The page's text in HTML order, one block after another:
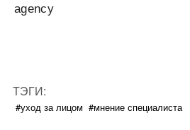
agency
ТЭГИ:
#уход за лицом #мнение специалиста